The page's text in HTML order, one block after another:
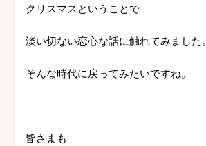
クリスマスということで
淡い切ない恋心な話に触れてみました。
そんな時代に戻ってみたいですね。
皆さまも